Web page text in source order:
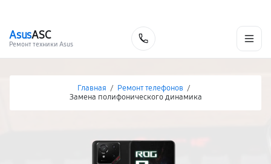
AsusASC
Ремонт техники Asus
Главная / Ремонт телефонов /
Замена полифонического динамика